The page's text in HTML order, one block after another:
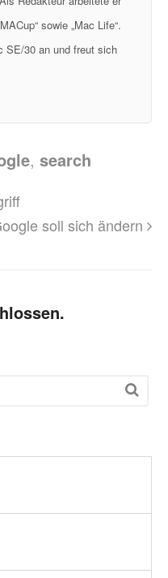
sowie „Mac Life“.
SE/30 an und freut sich
, search
soll sich ändern